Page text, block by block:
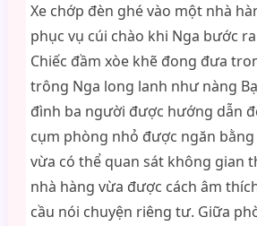
Xe chớp đèn ghé vào một nhà
phục vụ cúi chào khi Nga bước
Chiếc đầm xòe khẽ đong đưa
trông Nga long lanh như nàng
đình ba người được hướng dẫn
cụm phòng nhỏ được ngăn
vừa có thể quan sát không gian
nhà hàng vừa được cách âm
cầu nói chuyện riêng tư. Giữa